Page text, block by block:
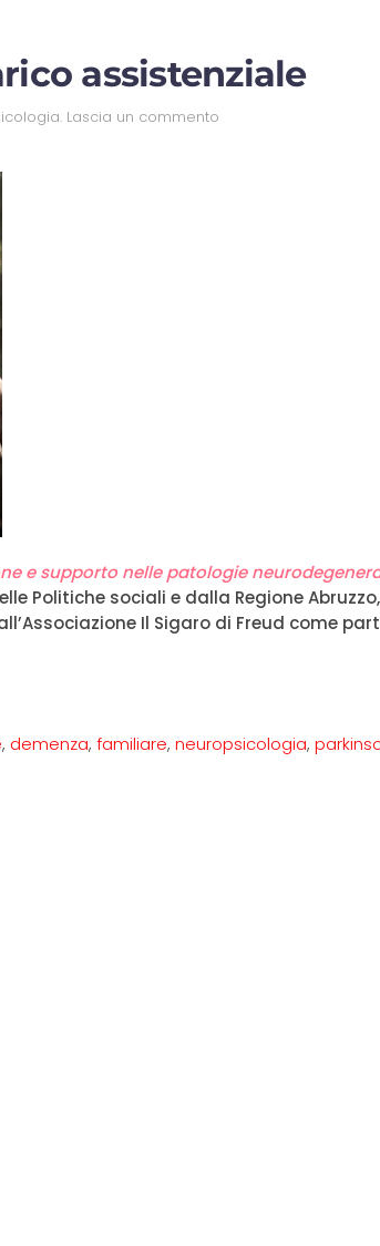
assistenziale
. Lascia un commento
e supporto nelle patologie
Politiche sociali e dalla Regione Abruzzo,
Il Sigaro di Freud come
, demenza, familiare, neuropsicologia,